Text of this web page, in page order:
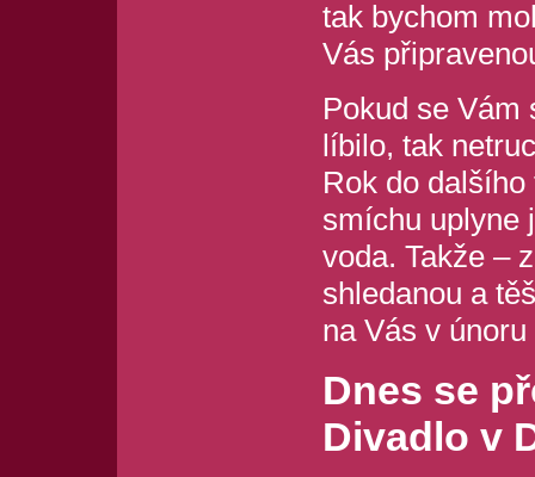
tak bychom
Vás
Pokud se Vám
líbilo, tak
Rok do dalšího
smíchu uplyne
voda. Takže –
shledanou a
na Vás v únoru
Dnes se
Divadlo v